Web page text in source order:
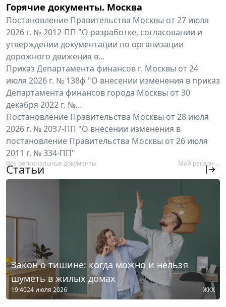
Горячие документы. Москва
Постановление Правительства Москвы от 27 июля
2026 г. № 2012-ПП "О разработке, согласовании и
утверждении документации по организации
дорожного движения в...
Приказ Департамента финансов г. Москвы от 24
июля 2026 г. № 138ф "О внесении изменения в приказ
Департамента финансов города Москвы от 30
декабря 2022 г. №...
Постановление Правительства Москвы от 28 июля
2026 г. № 2037-ПП "О внесении изменения в
постановление Правительства Москвы от 26 июля
2011 г. № 334-ПП"
Все региональные документы Мой регион ...
Статьи
Закон о тишине: когда можно и нельзя
шуметь в жилых домах
19:4024 июля 2026 ЖКХ